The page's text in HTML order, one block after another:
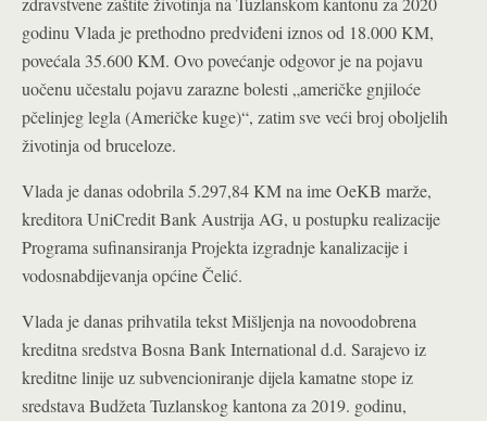
godinu Vlada je prethodno predviđeni iznos od 18.000 KM,
povećala 35.600 KM. Ovo povećanje odgovor je na pojavu
uočenu učestalu pojavu zarazne bolesti „američke gnjiloće
pčelinjeg legla (Američke kuge)“, zatim sve veći broj oboljelih
životinja od bruceloze.
Vlada je danas odobrila 5.297,84 KM na ime OeKB marže,
kreditora UniCredit Bank Austrija AG, u postupku realizacije
Programa sufinansiranja Projekta izgradnje kanalizacije i
vodosnabdijevanja općine Čelić.
Vlada je danas prihvatila tekst Mišljenja na novoodobrena
kreditna sredstva Bosna Bank International d.d. Sarajevo iz
kreditne linije uz subvencioniranje dijela kamatne stope iz
sredstava Budžeta Tuzlanskog kantona za 2019. godinu,